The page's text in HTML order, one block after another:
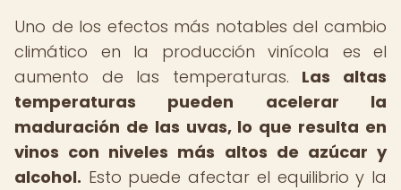
Uno de los efectos más notables del cambio
climático en la producción vinícola es el
aumento de las temperaturas. Las altas
temperaturas pueden acelerar la
maduración de las uvas, lo que resulta en
vinos con niveles más altos de azúcar y
alcohol. Esto puede afectar el equilibrio y la